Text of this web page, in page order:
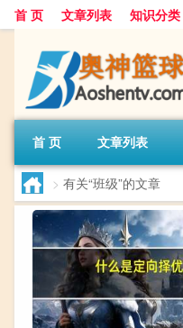
首 页 文章列表 知识分类
首 页 文章列表
> 有关“班级”的文章